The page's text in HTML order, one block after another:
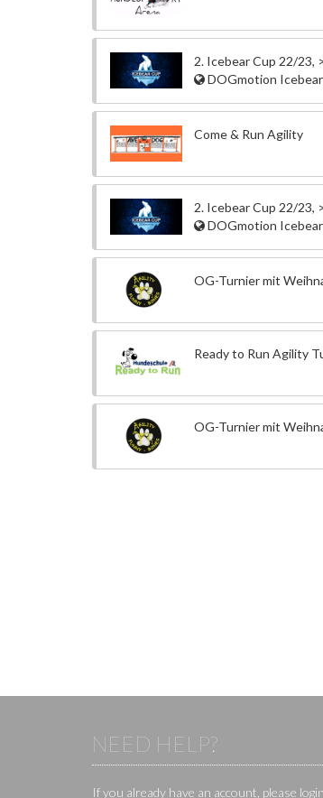
2. Icebear Cup 22/23,
DOGmotion
Come & Run Agility
2. Icebear Cup 22/23,
DOGmotion
OG-Turnier mit
Ready to Run Agility
OG-Turnier mit
NEED HELP?
If you already have an account, please login.